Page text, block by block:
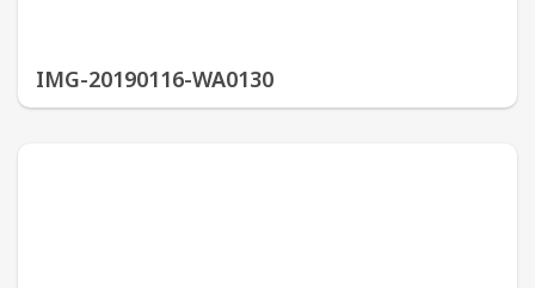
IMG-20190116-WA0130